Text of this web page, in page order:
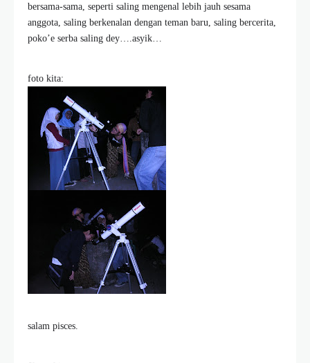
bersama-sama, seperti saling mengenal lebih jauh sesama
anggota, saling berkenalan dengan teman baru, saling bercerita,
poko’e serba saling dey….asyik…
foto kita:
salam pisces.